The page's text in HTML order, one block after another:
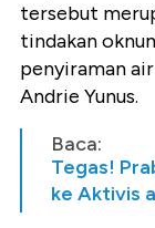
tersebut
tindakan
penyiraman
Andrie Yunus.
Baca:
Tegas!
ke Aktivis